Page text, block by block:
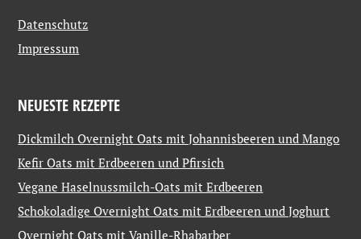
Datenschutz
Impressum
NEUESTE REZEPTE
Dickmilch Overnight Oats mit Johannisbeeren und Mango
Kefir Oats mit Erdbeeren und Pfirsich
Vegane Haselnussmilch-Oats mit Erdbeeren
Schokoladige Overnight Oats mit Erdbeeren und Joghurt
Overnight Oats mit Vanille-Rhabarber